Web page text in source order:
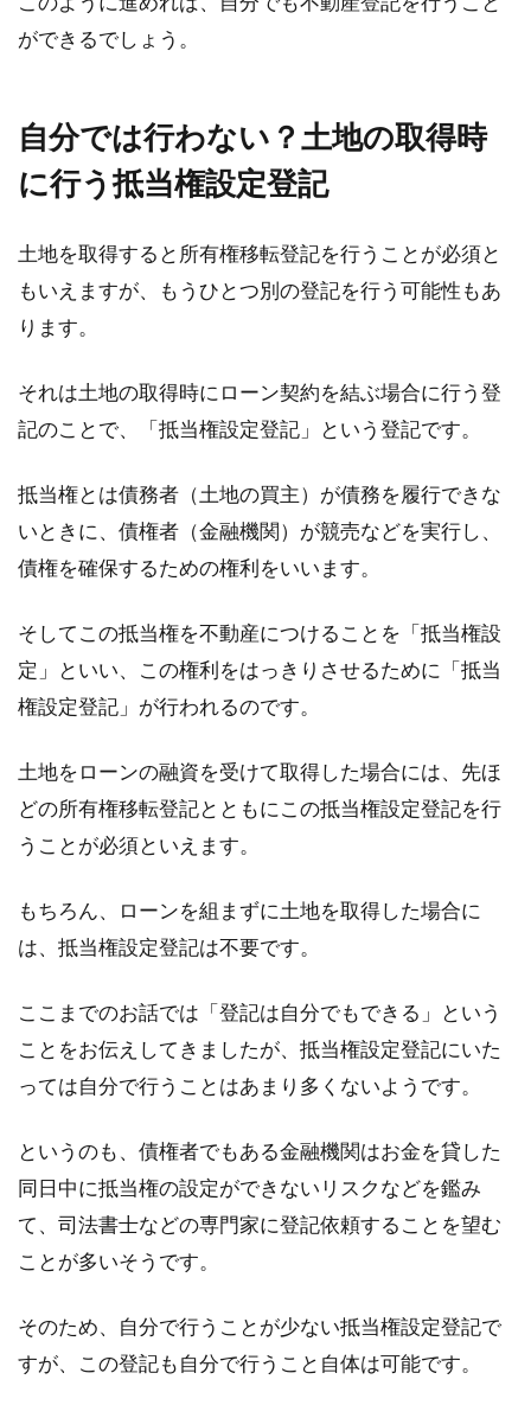
ができるでしょう。
自分では行わない？土地の取得時
に行う抵当権設定登記
土地を取得すると所有権移転登記を行うことが必須と
もいえますが、もうひとつ別の登記を行う可能性もあ
ります。
それは土地の取得時にローン契約を結ぶ場合に行う登
記のことで、「抵当権設定登記」という登記です。
抵当権とは債務者（土地の買主）が債務を履行できな
いときに、債権者（金融機関）が競売などを実行し、
債権を確保するための権利をいいます。
そしてこの抵当権を不動産につけることを「抵当権設
定」といい、この権利をはっきりさせるために「抵当
権設定登記」が行われるのです。
土地をローンの融資を受けて取得した場合には、先ほ
どの所有権移転登記とともにこの抵当権設定登記を行
うことが必須といえます。
もちろん、ローンを組まずに土地を取得した場合に
は、抵当権設定登記は不要です。
ここまでのお話では「登記は自分でもできる」という
ことをお伝えしてきましたが、抵当権設定登記にいた
っては自分で行うことはあまり多くないようです。
というのも、債権者でもある金融機関はお金を貸した
同日中に抵当権の設定ができないリスクなどを鑑み
て、司法書士などの専門家に登記依頼することを望む
ことが多いそうです。
そのため、自分で行うことが少ない抵当権設定登記で
すが、この登記も自分で行うこと自体は可能です。